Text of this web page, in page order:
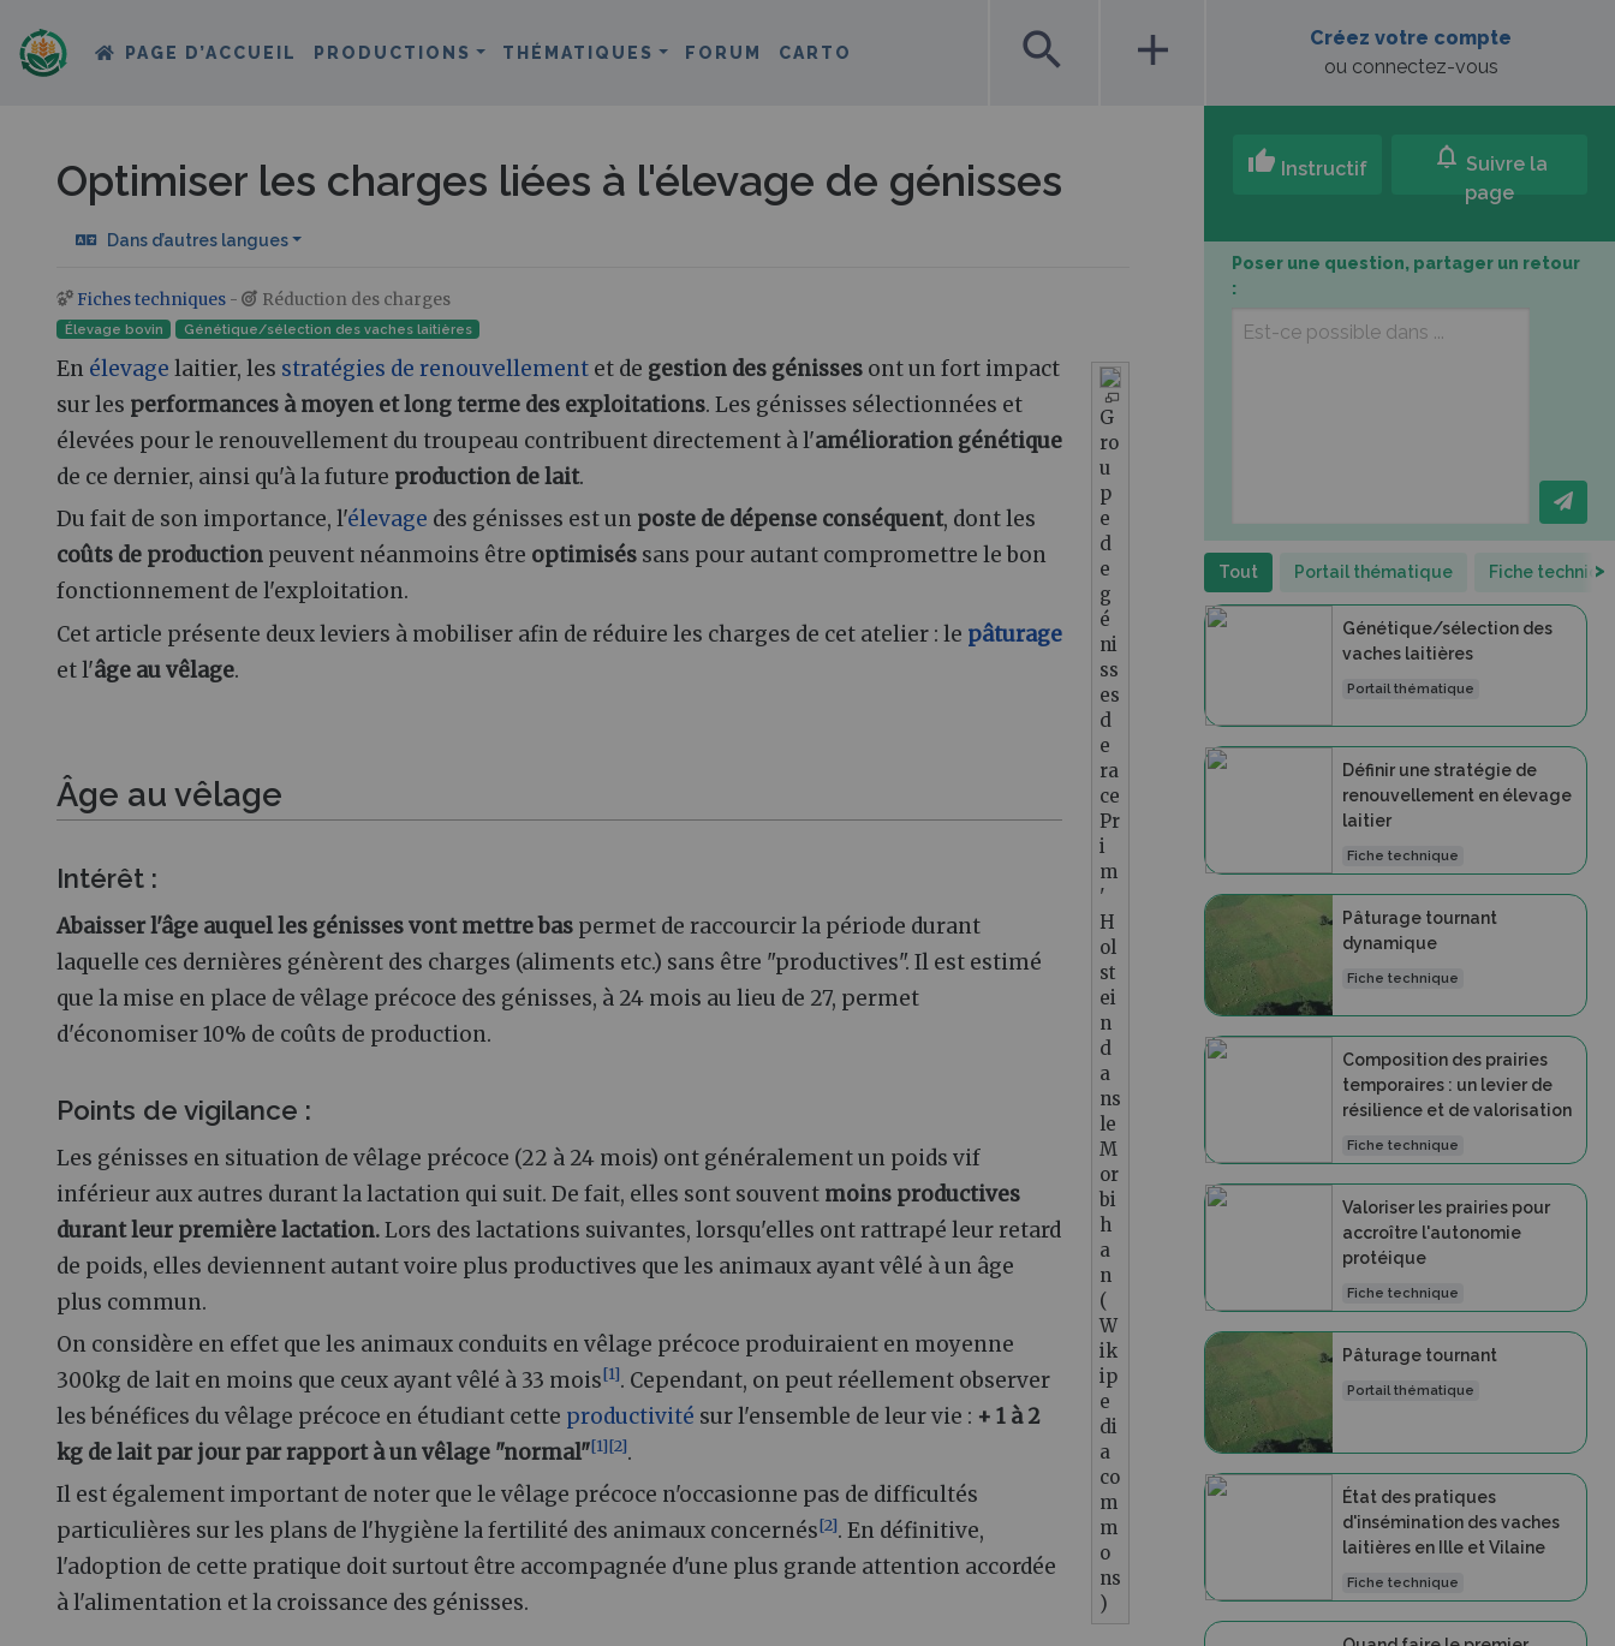
PAGE D’ACCUEIL PRODUCTIONS THÉMATIQUES FORUM CARTO search add
Créez votre compte
ou connectez-vous
Optimiser les charges liées à l'élevage de génisses
Dans d’autres langues
Aller à :navigation,rechercher
Fiches techniques - Réduction des charges
Élevage bovin Génétique/sélection des vaches laitières
G
ro
u
p
e
d
e
g
é
ni
ss
es
d
e
ra
ce
Pr
i
m
'
H
ol
st
ei
n
d
a
ns
le
M
or
bi
h
a
n
(
W
ik
ip
e
di
a
co
m
m
o
ns
)
En élevage laitier, les stratégies de renouvellement et de gestion des génisses ont un fort impact
sur les performances à moyen et long terme des exploitations. Les génisses sélectionnées et
élevées pour le renouvellement du troupeau contribuent directement à l'amélioration génétique
de ce dernier, ainsi qu'à la future production de lait.
Du fait de son importance, l'élevage des génisses est un poste de dépense conséquent, dont les
coûts de production peuvent néanmoins être optimisés sans pour autant compromettre le bon
fonctionnement de l'exploitation.
Cet article présente deux leviers à mobiliser afin de réduire les charges de cet atelier : le pâturage
et l'âge au vêlage.
Âge au vêlage
Intérêt :
Abaisser l'âge auquel les génisses vont mettre bas permet de raccourcir la période durant
laquelle ces dernières génèrent des charges (aliments etc.) sans être "productives". Il est estimé
que la mise en place de vêlage précoce des génisses, à 24 mois au lieu de 27, permet
d'économiser 10% de coûts de production.
Points de vigilance :
Les génisses en situation de vêlage précoce (22 à 24 mois) ont généralement un poids vif
inférieur aux autres durant la lactation qui suit. De fait, elles sont souvent moins productives
durant leur première lactation.Lors des lactations suivantes, lorsqu'elles ont rattrapé leur retard
de poids, elles deviennent autant voire plus productives que les animaux ayant vêlé à un âge
plus commun.
On considère en effet que les animaux conduits en vêlage précoce produiraient en moyenne
300kg de lait en moins que ceux ayant vêlé à 33 mois[1]. Cependant, on peut réellement observer
les bénéfices du vêlage précoce en étudiant cette productivité sur l'ensemble de leur vie : + 1 à 2
kg de lait par jour par rapport à un vêlage "normal"[1][2].
Il est également important de noter que le vêlage précoce n'occasionne pas de difficultés
particulières sur les plans de l'hygiène la fertilité des animaux concernés[2]. En définitive,
l'adoption de cette pratique doit surtout être accompagnée d'une plus grande attention accordée
à l'alimentation et la croissance des génisses.
thumb_up Instructif notifications Suivre la
page
Poser une question, partager un retour
:
Tout Portail thématique Fiche >
Génétique/sélection des
vaches laitières
Portail thématique
Définir une stratégie de
renouvellement en élevage
laitier
Fiche technique
Pâturage tournant
dynamique
Fiche technique
Composition des prairies
temporaires : un levier de
résilience et de valorisation
Fiche technique
Valoriser les prairies pour
accroître l'autonomie
protéique
Fiche technique
Pâturage tournant
Portail thématique
État des pratiques
d'insémination des vaches
laitières en Ille et Vilaine
Fiche technique